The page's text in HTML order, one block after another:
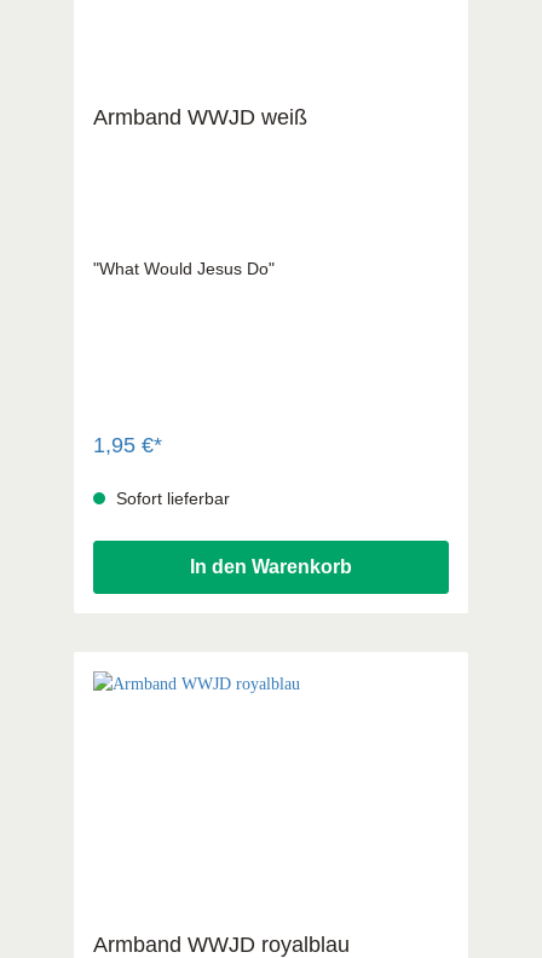
Armband WWJD weiß
"What Would Jesus Do"
1,95 €*
Sofort lieferbar
In den Warenkorb
Armband WWJD royalblau